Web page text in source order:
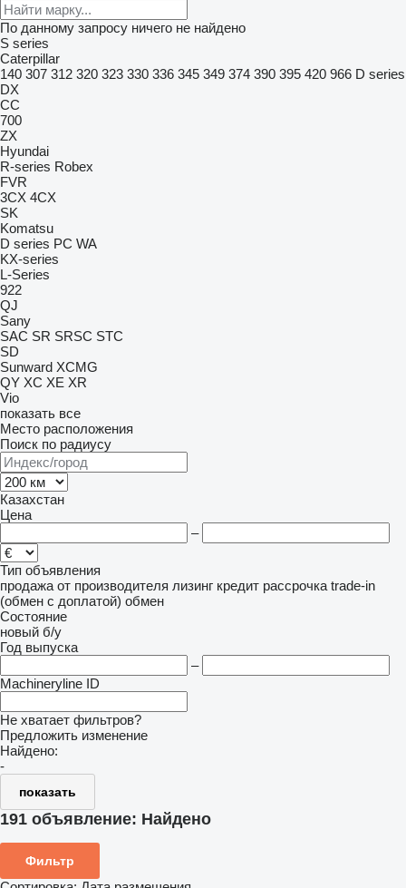
По данному запросу ничего не найдено
S series
Caterpillar
140 307 312 320 323 330 336 345 349 374 390 395 420 966 D series
DX
CC
700
ZX
Hyundai
R-series Robex
FVR
3CX 4CX
SK
Komatsu
D series PC WA
KX-series
L-Series
922
QJ
Sany
SAC SR SRSC STC
SD
Sunward XCMG
QY XC XE XR
Vio
показать все
Место расположения
Поиск по радиусу
Казахстан
Цена
–
Тип объявления
продажа от производителя лизинг кредит рассрочка trade-in
(обмен с доплатой) обмен
Состояние
новый б/у
Год выпуска
–
Machineryline ID
Не хватает фильтров?
Предложить изменение
Найдено:
-
показать
191 объявление: Найдено
Фильтр